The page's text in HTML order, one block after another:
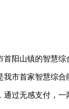
首阳山镇的智慧
我市首家智慧综合
通过无感支付，一